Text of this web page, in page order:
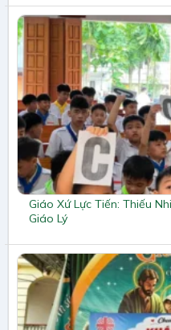
Giáo Xứ Lực Tiến: Thiếu
Giáo Lý